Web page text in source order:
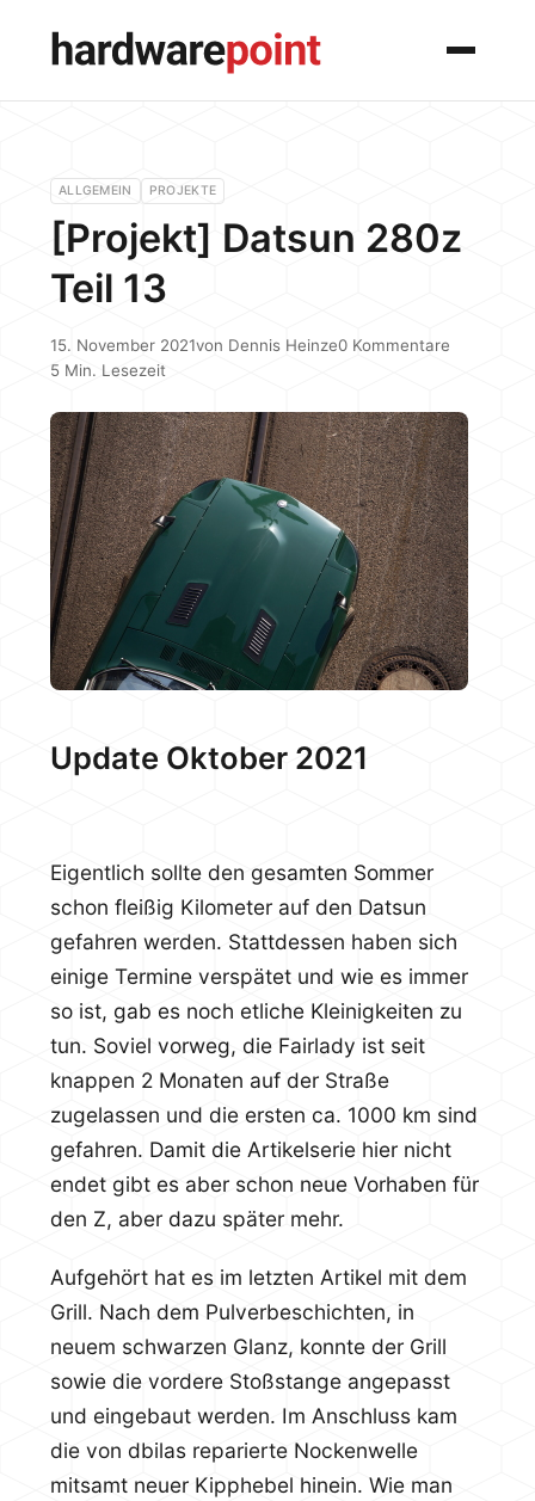
Menü
ALLGEMEIN PROJEKTE
[Projekt] Datsun 280z
Teil 13
15. November 2021von Dennis Heinze0 Kommentare
5 Min. Lesezeit
Update Oktober 2021
Eigentlich sollte den gesamten Sommer
schon fleißig Kilometer auf den Datsun
gefahren werden. Stattdessen haben sich
einige Termine verspätet und wie es immer
so ist, gab es noch etliche Kleinigkeiten zu
tun. Soviel vorweg, die Fairlady ist seit
knappen 2 Monaten auf der Straße
zugelassen und die ersten ca. 1000 km sind
gefahren. Damit die Artikelserie hier nicht
endet gibt es aber schon neue Vorhaben für
den Z, aber dazu später mehr.
Aufgehört hat es im letzten Artikel mit dem
Grill. Nach dem Pulverbeschichten, in
neuem schwarzen Glanz, konnte der Grill
sowie die vordere Stoßstange angepasst
und eingebaut werden. Im Anschluss kam
die von dbilas reparierte Nockenwelle
mitsamt neuer Kipphebel hinein. Wie man